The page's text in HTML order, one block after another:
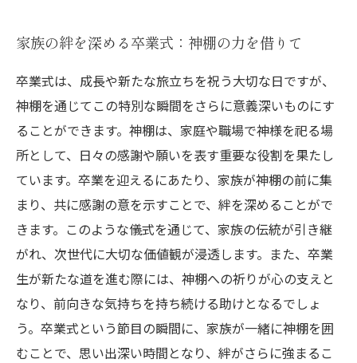
家族の絆を深める卒業式：神棚の力を借りて
卒業式は、成長や新たな旅立ちを祝う大切な日ですが、
神棚を通じてこの特別な瞬間をさらに意義深いものにす
ることができます。神棚は、家庭や職場で神様を祀る場
所として、日々の感謝や願いを表す重要な役割を果たし
ています。卒業を迎えるにあたり、家族が神棚の前に集
まり、共に感謝の意を示すことで、絆を深めることがで
きます。このような儀式を通じて、家族の伝統が引き継
がれ、次世代に大切な価値観が浸透します。また、卒業
生が新たな道を進む際には、神棚への祈りが心の支えと
なり、前向きな気持ちを持ち続ける助けとなるでしょ
う。卒業式という節目の瞬間に、家族が一緒に神棚を囲
むことで、思い出深い時間となり、絆がさらに強まるこ